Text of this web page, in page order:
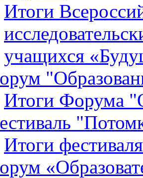
Итоги
учащихся
Итоги Форума
Итоги